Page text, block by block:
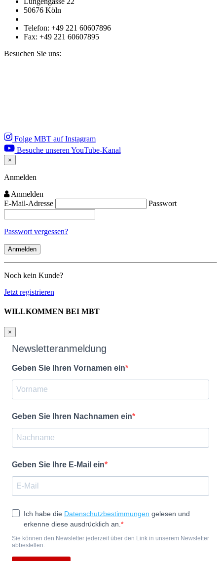
50676 Köln
Telefon: +49 221 60607896
Fax: +49 221 60607895
Besuchen Sie uns:
Folge MBT auf Instagram
Besuche unseren YouTube-Kanal
×
Close
Anmelden
Anmelden
E-Mail-Adresse
Passwort
Passwort vergessen?
Noch kein Kunde?
Jetzt registrieren
WILLKOMMEN BEI MBT
×
Newsletteranmeldung
Geben Sie Ihren Vornamen ein
Geben Sie Ihren Nachnamen ein
Geben Sie Ihre E-Mail ein
Ich habe die Datenschutzbestimmungen gelesen und
erkenne diese ausdrücklich an.
Sie können den Newsletter jederzeit über den Link in unserem Newsletter
abbestellen.